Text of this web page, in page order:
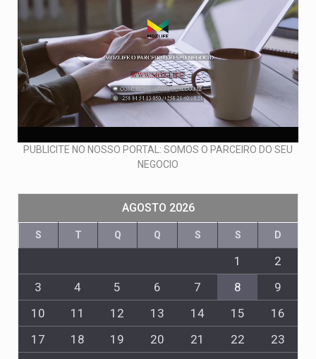
PUBLICITE NO NOSSO PORTAL: SOMOS O PARCEIRO DO SEU
NEGOCIO
AGOSTO 2026
S T Q Q S S D
1
2
3
4 5 6 7 8
9
10
11 12 13 14 15
16
17
18 19 20 21 22
23